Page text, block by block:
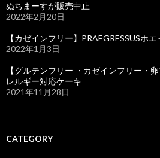
ぬちまーすが販売中止
2022年2月20日
【カゼインフリー】PRAEGRESSUSホ
2022年1月3日
【グルテンフリー ・カゼインフリー・
レルギー対応ケーキ
2021年11月28日
CATEGORY